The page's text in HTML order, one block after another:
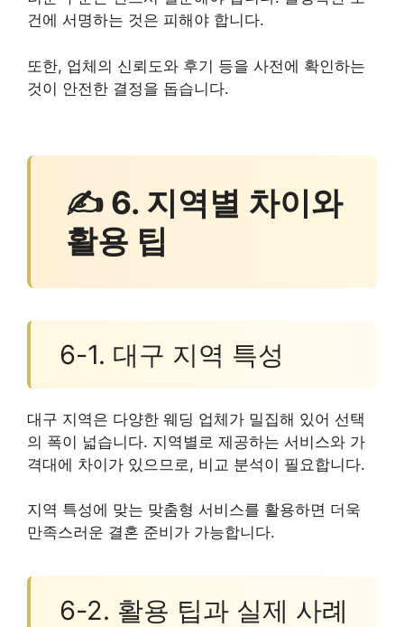
건에 서명하는 것은 피해야 합니다.
또한, 업체의 신뢰도와 후기 등을 사전에 확인하는
것이 안전한 결정을 돕습니다.
✍ 6. 지역별 차이와
활용 팁
6-1. 대구 지역 특성
대구 지역은 다양한 웨딩 업체가 밀집해 있어 선택
의 폭이 넓습니다. 지역별로 제공하는 서비스와 가
격대에 차이가 있으므로, 비교 분석이 필요합니다.
지역 특성에 맞는 맞춤형 서비스를 활용하면 더욱
만족스러운 결혼 준비가 가능합니다.
6-2. 활용 팁과 실제 사례